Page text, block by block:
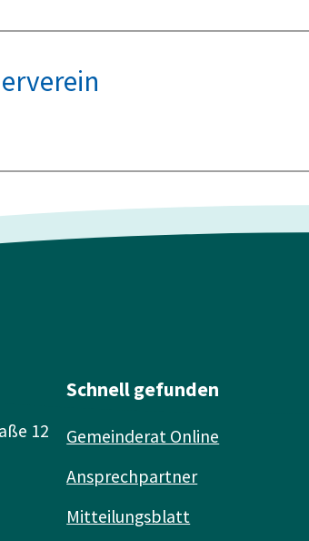
12
Schnell gefunden
Gemeinderat Online
Ansprechpartner
Mitteilungsblatt